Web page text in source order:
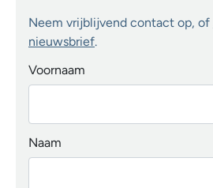
Neem vrijblijvend contact op, of
nieuwsbrief.
Voornaam
Naam